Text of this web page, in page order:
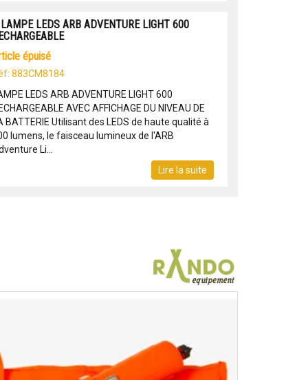
LEDS ARB ADVENTURE LIGHT 600
épuisé
883CM8184
LEDS ARB ADVENTURE LIGHT 600
AVEC AFFICHAGE DU NIVEAU DE
BATTERIE Utilisant des LEDS de haute qualité à
lumens, le faisceau lumineux de l'ARB
Li...
Lire la suite